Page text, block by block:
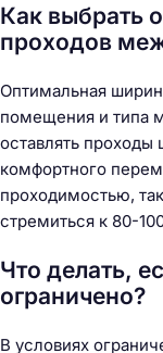
Как выбрать
проходов
Оптимальная
помещения и типа
оставлять
комфортного
проходимостью,
стремиться к 80-
Что делать,
ограничено?
В условиях